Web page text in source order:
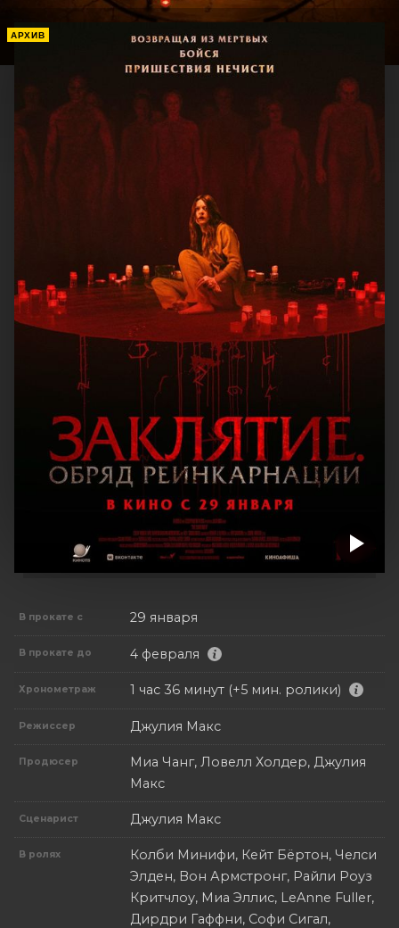
АРХИВ
В прокате с 29 января
В прокате до 4 февраля
Хронометраж 1 час 36 минут (+5 мин. ролики)
Режиссер Джулия Макс
Продюсер
Миа Чанг, Ловелл Холдер, Джулия
Макс
Сценарист Джулия Макс
В ролях
Колби Минифи, Кейт Бёртон, Челси
Элден, Вон Армстронг, Райли Роуз
Критчлоу, Миа Эллис, LeAnne Fuller,
Дирдри Гаффни, Софи Сигал,